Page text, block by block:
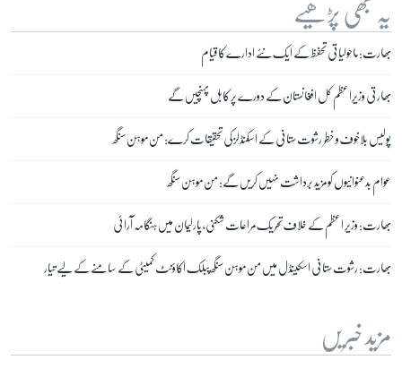
یہ بھی پڑھیے
بھارت: ماحولیاتی تحفظ کے ایک نئے ادارے کا قیام
بھارتی وزیرِاعظم کل افغانستان کے دورے پر کابل پہنچیں گے
پولیس بلاخوف و خطر رشوت ستانی کے اسکنڈلز کی تحقیقات کرے: من موہن سنگھ
عوام بدعنوانیوں کو مزید برداشت نہیں کریں گے: من موہن سنگھ
بھارت: وزیرِ اعظم کے خلاف تحریک مراعات شکنی، پارلیمان میں ہنگامہ آرائی
بھارت: رشوت ستانی اسکینڈل میں من موہن سنگھ پبلک اکاؤنٹ کمیٹی کے سامنے کے لیے تیار
مزید خبریں